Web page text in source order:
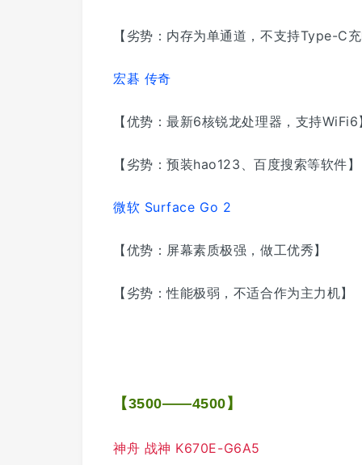
【劣势：内存为单通道，不支持Type-C充
宏碁 传奇
【优势：最新6核锐龙处理器，支持WiFi6
【劣势：预装hao123、百度搜索等软件】
微软 Surface Go 2
【优势：屏幕素质极强，做工优秀】
【劣势：性能极弱，不适合作为主力机】
【3500——4500 】
神舟 战神 K670E-G6A5